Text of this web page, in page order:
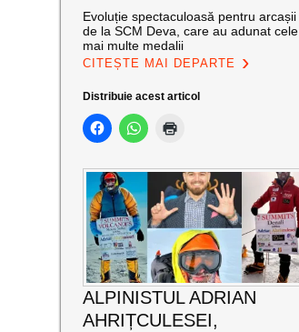
Evoluție spectaculoasă pentru arcașii
de la SCM Deva, care au adunat cele
mai multe medalii
CITEȘTE MAI DEPARTE
Distribuie acest articol
ALPINISTUL ADRIAN
AHRIȚCULESEI,